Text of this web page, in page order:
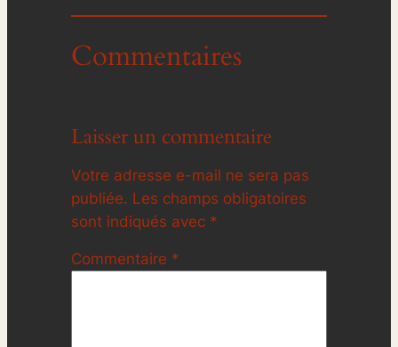
Commentaires
Laisser un commentaire
Votre adresse e-mail ne sera pas
publiée. Les champs obligatoires
sont indiqués avec *
Commentaire *